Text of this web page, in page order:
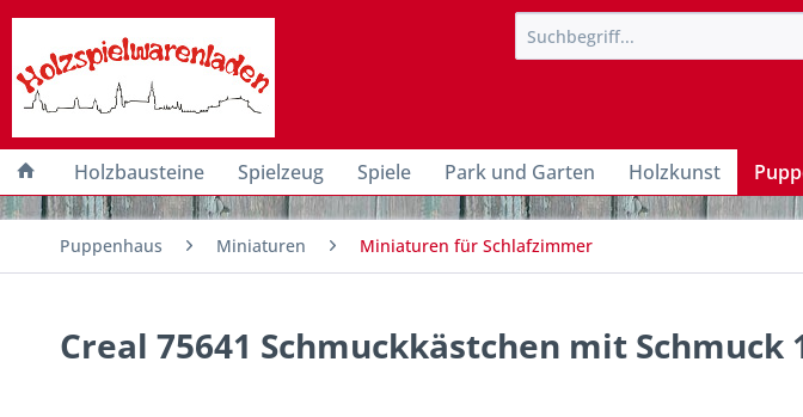
Holzbausteine Spielzeug Spiele Park und Garten Holzkunst
Puppenhaus Miniaturen Miniaturen für Schlafzimmer
Creal 75641 Schmuckkästchen mit Schmuck